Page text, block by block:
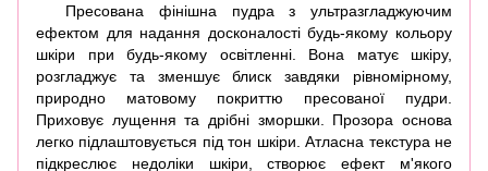
Пресована фінішна пудра з ультразгладжуючим
ефектом для надання досконалості будь-якому кольору
шкіри при будь-якому освітленні. Вона матує шкіру,
розгладжує та зменшує блиск завдяки рівномірному,
природно матовому покриттю пресованої пудри.
Приховує лущення та дрібні зморшки. Прозора основа
легко підлаштовується під тон шкіри. Атласна текстура не
підкреслює недоліки шкіри, створює ефект м'якого